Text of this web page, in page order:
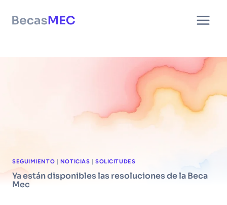
SEGUIMIENTO | NOTICIAS |SOLICITUDES
Ya están disponibles las resoluciones de la Beca
Mec